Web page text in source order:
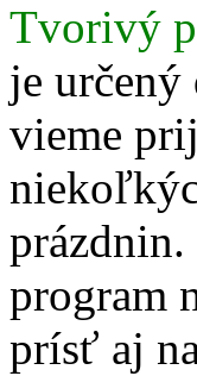
Tvorivý
je
vieme
prázdnin.
program
prísť aj